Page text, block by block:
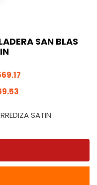
SAN BLAS
SATIN